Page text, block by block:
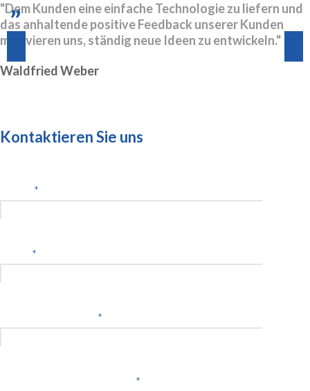
"Dem Kunden eine einfache Technologie zu liefern und
das anhaltende positive Feedback unserer Kunden
motivieren uns, ständig neue Ideen zu entwickeln."
Waldfried Weber
Kontaktieren Sie uns
*
*
*
*